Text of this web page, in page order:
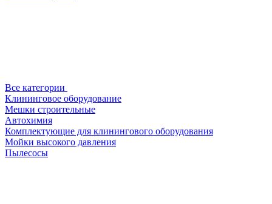
Все категории
Клининговое оборудование
Мешки строительные
Автохимия
Комплектующие для клинингового оборудования
Мойки высокого давления
Пылесосы